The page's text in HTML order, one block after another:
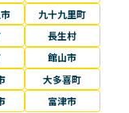
九十九里町
長生村
館山市
大多喜町
富津市